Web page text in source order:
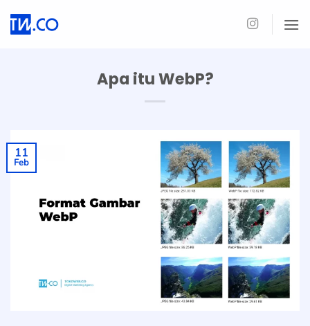
Apa itu WebP?
11
Feb